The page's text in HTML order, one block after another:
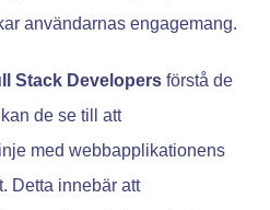
användarnas engagemang.
Stack Developers förstå de
de se till att
med webbapplikationens
Detta innebär att